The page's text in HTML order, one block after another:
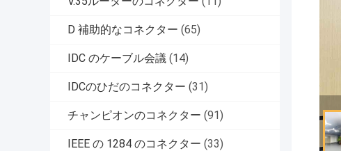
D 補助的なコネクター (65)
IDC のケーブル会議 (14)
IDCのひだのコネクター (31)
チャンピオンのコネクター (91)
IEEE の 1284 のコネクター (33)